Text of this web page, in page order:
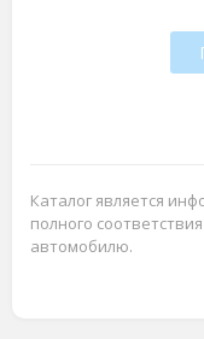
Каталог является
полного
автомобилю.